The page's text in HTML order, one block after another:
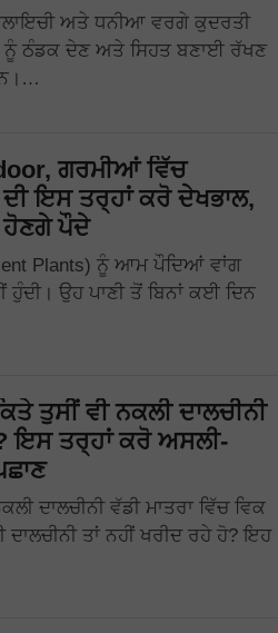
ਅਤੇ ਧਨੀਆ ਵਰਗੇ ਕੁਦਰਤੀ
ਨੂੰ ਠੰਡਕ ਦੇਣ ਅਤੇ ਸਿਹਤ ਬਣਾਈ ਰੱਖਣ
ਗਰਮੀਆਂ ਵਿੱਚ
ਇਸ ਤਰ੍ਹਾਂ ਕਰੋ ਦੇਖਭਾਲ,
ਹੋਣਗੇ ਪੌਦੇ
Plants) ਨੂੰ ਆਮ ਪੌਦਿਆਂ ਵਾਂਗ
ਹੁੰਦੀ। ਉਹ ਪਾਣੀ ਤੋਂ ਬਿਨਾਂ ਕਈ ਦਿਨ
ਤੁਸੀਂ ਵੀ ਨਕਲੀ ਦਾਲਚੀਨੀ
ਇਸ ਤਰ੍ਹਾਂ ਕਰੋ ਅਸਲੀ-
ਦਾਲਚੀਨੀ ਵੱਡੀ ਮਾਤਰਾ ਵਿੱਚ ਵਿਕ
ਦਾਲਚੀਨੀ ਤਾਂ ਨਹੀਂ ਖਰੀਦ ਰਹੇ ਹੋ? ਇਹ